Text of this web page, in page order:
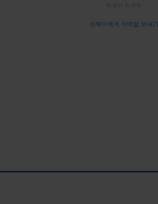
린제이 리차드
린제이에게 이메일 보내기